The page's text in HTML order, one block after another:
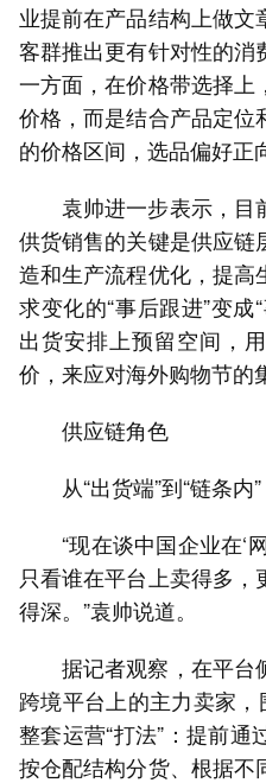
业提前在产品结构上做文
客群推出更有针对性的消
一方面，在价格带选择
价格，而是结合产品定
的价格区间，选品偏好正
袁帅进一步表示，目
供货销售的关键是供应链
造和生产流程优化，提
求变化的“事后跟进”变成
出货安排上预留空间，
价，来应对海外购物节的
供应链角色
从“出货端”到“链条内”
“现在谈中国企业在‘
只看谁在平台上卖得多
得深。”袁帅说道。
据记者观察，在平台
跨境平台上的主力卖家，
整套运营“打法”：提前通
按仓配结构分货、根据